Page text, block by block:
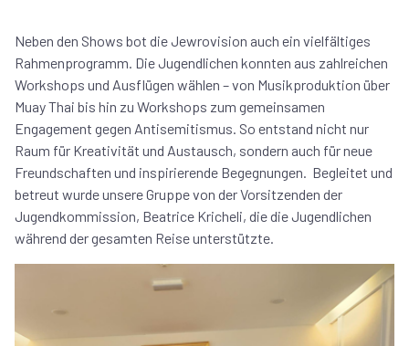
Neben den Shows bot die Jewrovision auch ein vielfältiges
Rahmenprogramm. Die Jugendlichen konnten aus zahlreichen
Workshops und Ausflügen wählen – von Musikproduktion über
Muay Thai bis hin zu Workshops zum gemeinsamen
Engagement gegen Antisemitismus. So entstand nicht nur
Raum für Kreativität und Austausch, sondern auch für neue
Freundschaften und inspirierende Begegnungen. Begleitet und
betreut wurde unsere Gruppe von der Vorsitzenden der
Jugendkommission, Beatrice Kricheli, die die Jugendlichen
während der gesamten Reise unterstützte.